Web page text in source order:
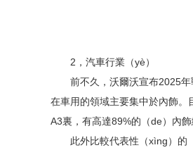
2，汽車行業（yè）
前不久，沃爾沃宣布2025年
在車用的領域主要集中於內飾
A3裏，有高達89%的（de）內
此外比較代表性（xìng）的（